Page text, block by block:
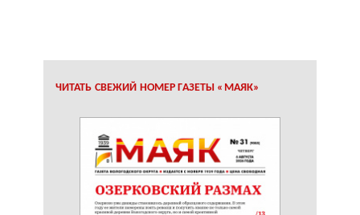
ЧИТАТЬ СВЕЖИЙ НОМЕР ГАЗЕТЫ «МАЯК»